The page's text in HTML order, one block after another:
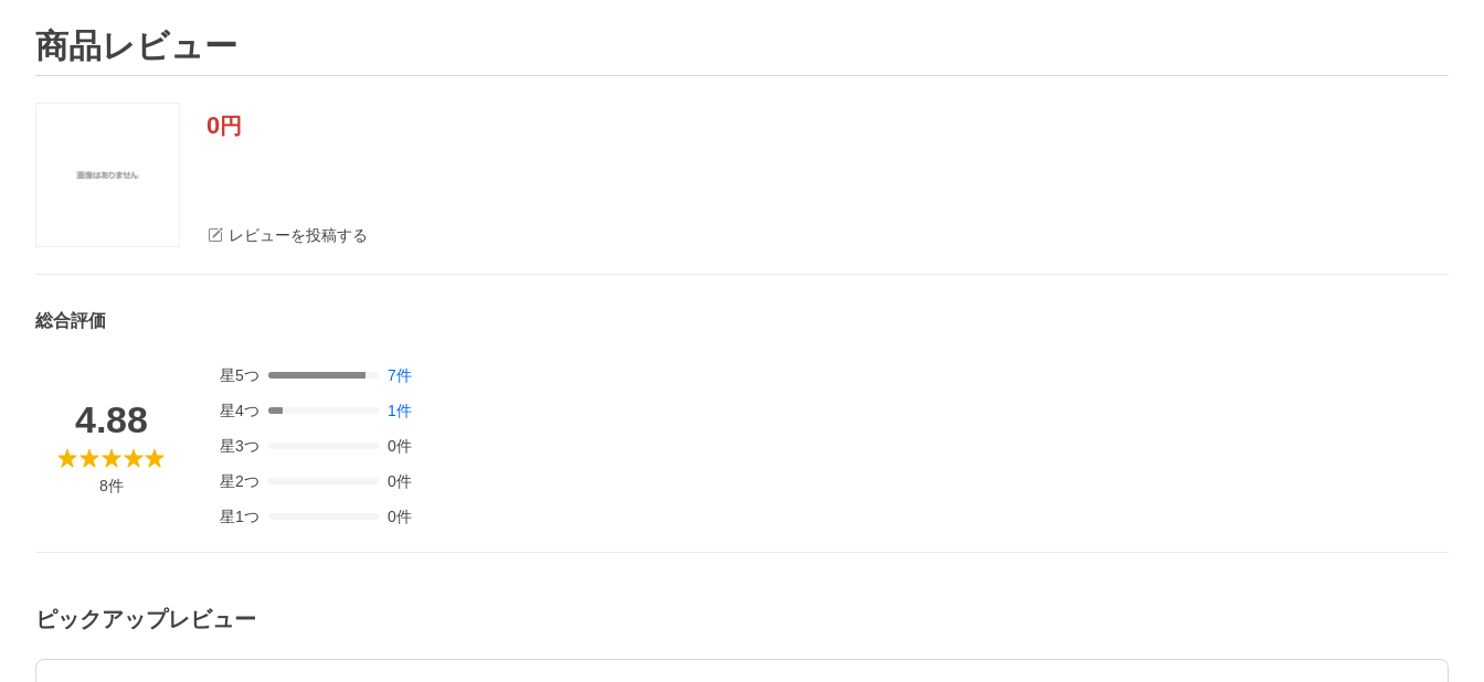
商品レビュー
0円
レビューを投稿する
総合評価
4.88
8件
星5つ 7件
星4つ 1件
星3つ 0件
星2つ 0件
星1つ 0件
ピックアップレビュー